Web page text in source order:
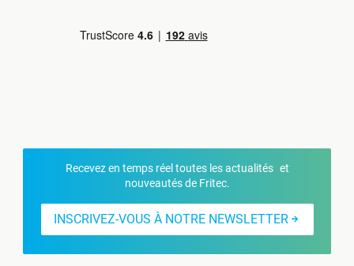
Recevez en temps réel toutes les actualités et
nouveautés de Fritec.
INSCRIVEZ-VOUS À NOTRE NEWSLETTER